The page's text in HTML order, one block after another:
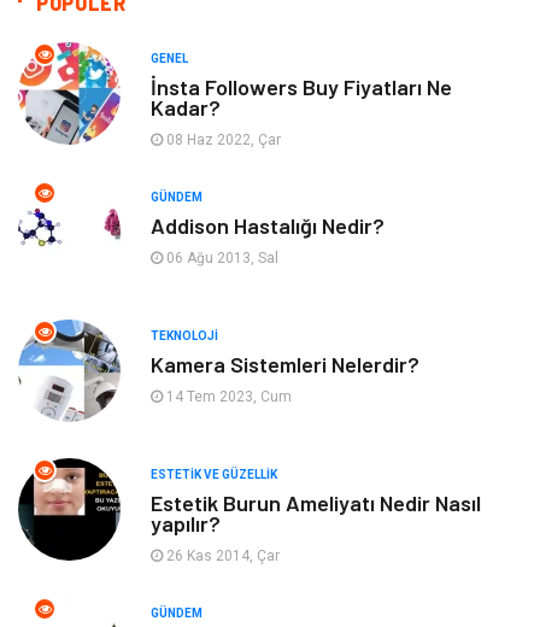
Giyim
Cilt ve Deri Hastalıkları
Organizasyon Hastalıklar
Kadın Hastalıkları Alternatif Tıp
Güzellik
Beslenme
Psikolojik Hastalıklar
Kanser
GENEL
İnsta Followers Buy Fiyatları Ne
Kadar?
08 Haz 2022, Çar
GÜNDEM
Addison Hastalığı Nedir?
06 Ağu 2013, Sal
TEKNOLOJI
Kamera Sistemleri Nelerdir?
14 Tem 2023, Cum
ESTETIK VE GÜZELLIK
Estetik Burun Ameliyatı Nedir Nasıl
yapılır?
26 Kas 2014, Çar
GÜNDEM